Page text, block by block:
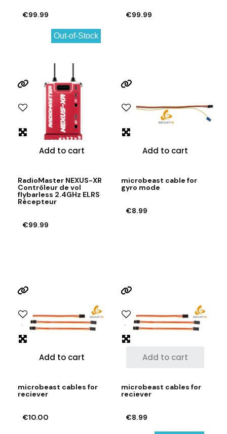
€99.99
Out-of-Stock
€99.99
Add to cart
RadioMaster NEXUS-XR
Contrôleur de vol
flybarless 2.4GHz ELRS
Récepteur
€99.99
Add to cart
microbeast cable for
gyro mode
€8.99
Add to cart
microbeast cables for
reciever
€10.00
Add to cart
microbeast cables for
reciever
€8.99